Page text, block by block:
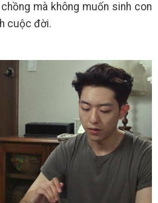
mà không muốn sinh con
cuộc đời.